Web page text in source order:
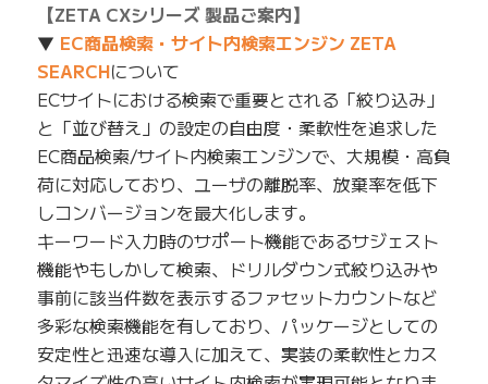
【ZETA CXシリーズ 製品ご案内】
▼ EC商品検索・サイト内検索エンジン ZETA
SEARCHについて
ECサイトにおける検索で重要とされる「絞り込み」
と「並び替え」の設定の自由度・柔軟性を追求した
EC商品検索/サイト内検索エンジンで、大規模・高負
荷に対応しており、ユーザの離脱率、放棄率を低下
しコンバージョンを最大化します。
キーワード入力時のサポート機能であるサジェスト
機能やもしかして検索、ドリルダウン式絞り込みや
事前に該当件数を表示するファセットカウントなど
多彩な検索機能を有しており、パッケージとしての
安定性と迅速な導入に加えて、実装の柔軟性とカス